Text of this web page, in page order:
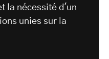
la nécessité d'un
unies sur la